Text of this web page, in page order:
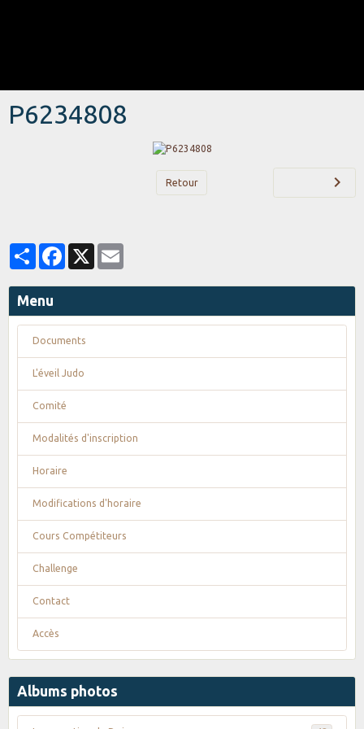
P6234808
Retour
PartagerFacebook
X
Menu
Documents
L'éveil Judo
Comité
Modalités d'inscription
Horaire
Modifications d'horaire
Cours Compétiteurs
Challenge
Contact
Accès
Albums photos